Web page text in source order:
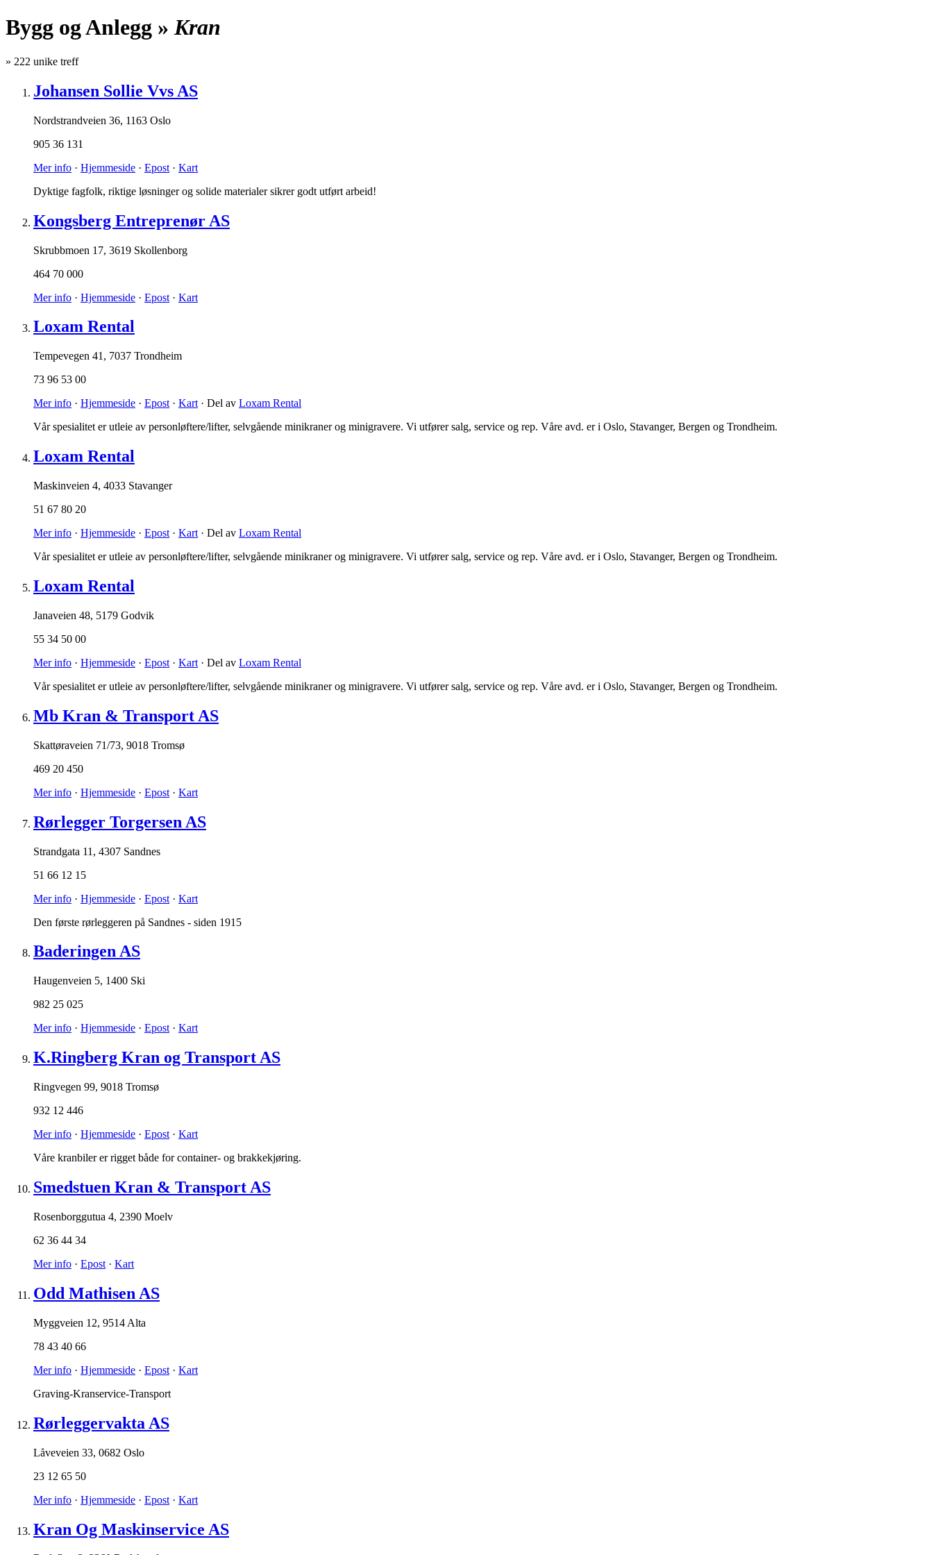
Bygg og Anlegg »Kran
» 222 unike treff
Johansen Sollie Vvs AS
Nordstrandveien 36, 1163 Oslo
905 36 131
Mer info · Hjemmeside · Epost · Kart
Dyktige fagfolk, riktige løsninger og solide materialer sikrer godt utført arbeid!
Kongsberg Entreprenør AS
Skrubbmoen 17, 3619 Skollenborg
464 70 000
Mer info · Hjemmeside · Epost · Kart
Loxam Rental
Tempevegen 41 , 7037 Trondheim
73 96 53 00
Mer info · Hjemmeside · Epost · Kart · Del av Loxam Rental
Vår spesialitet er utleie av personløftere/lifter, selvgående minikraner og minigravere. Vi utfører salg, service og rep. Våre avd. er i Oslo, Stavanger, Bergen og Trondheim.
Loxam Rental
Maskinveien 4, 4033 Stavanger
51 67 80 20
Mer info · Hjemmeside · Epost · Kart · Del av Loxam Rental
Vår spesialitet er utleie av personløftere/lifter, selvgående minikraner og minigravere. Vi utfører salg, service og rep. Våre avd. er i Oslo, Stavanger, Bergen og Trondheim.
Loxam Rental
Janaveien 48, 5179 Godvik
55 34 50 00
Mer info · Hjemmeside · Epost · Kart · Del av Loxam Rental
Vår spesialitet er utleie av personløftere/lifter, selvgående minikraner og minigravere. Vi utfører salg, service og rep. Våre avd. er i Oslo, Stavanger, Bergen og Trondheim.
Mb Kran & Transport AS
Skattøraveien 71/73, 9018 Tromsø
469 20 450
Mer info · Hjemmeside · Epost · Kart
Rørlegger Torgersen AS
Strandgata 11 , 4307 Sandnes
51 66 12 15
Mer info · Hjemmeside · Epost · Kart
Den første rørleggeren på Sandnes - siden 1915
Baderingen AS
Haugenveien 5, 1400 Ski
982 25 025
Mer info · Hjemmeside · Epost · Kart
K.Ringberg Kran og Transport AS
Ringvegen 99, 9018 Tromsø
932 12 446
Mer info · Hjemmeside · Epost · Kart
Våre kranbiler er rigget både for container- og brakkekjøring.
Smedstuen Kran & Transport AS
Rosenborggutua 4, 2390 Moelv
62 36 44 34
Mer info · Epost · Kart
Odd Mathisen AS
Myggveien 12, 9514 Alta
78 43 40 66
Mer info · Hjemmeside · Epost · Kart
Graving-Kranservice-Transport
Rørleggervakta AS
Låveveien 33, 0682 Oslo
23 12 65 50
Mer info · Hjemmeside · Epost · Kart
Kran Og Maskinservice AS